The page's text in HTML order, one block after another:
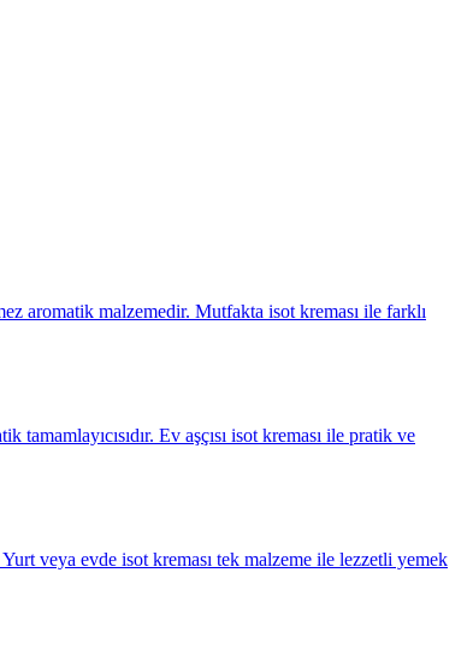
aromatik malzemedir. Mutfakta isot kreması ile farklı
Ev aşçısı isot kreması ile pratik ve
veya evde isot kreması tek malzeme ile lezzetli yemek